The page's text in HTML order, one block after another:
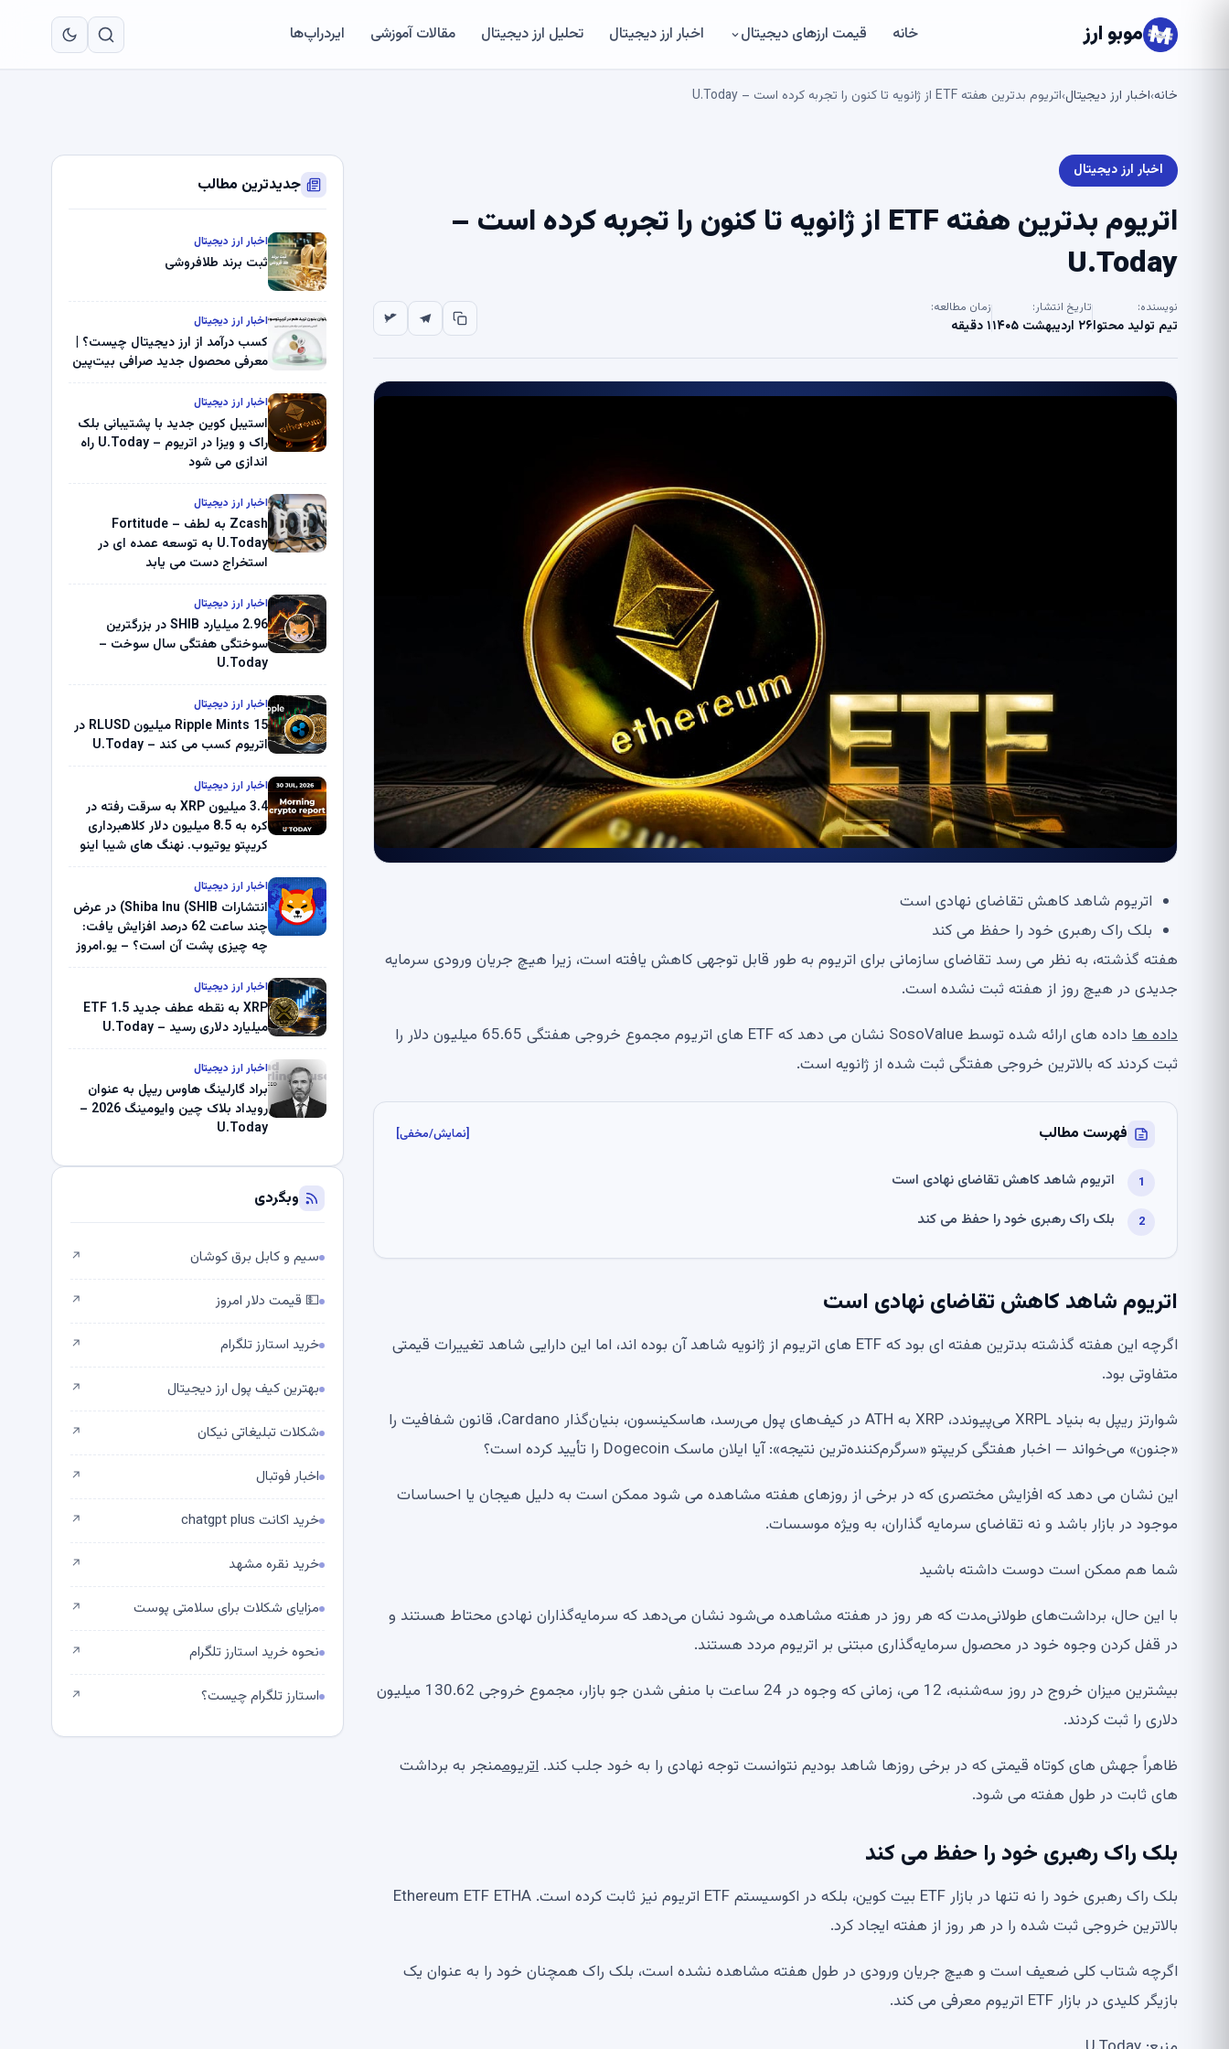
موبو ارز خانه قیمت ارزهای دیجیتال اخبار ارز دیجیتال تحلیل ارز دیجیتال مقالات آموزشی ایردراپ‌ها
خانه›اخبار ارز دیجیتال›اتریوم بدترین هفته ETF از ژانویه تا کنون را تجربه کرده است – U.Today
اخبار ارز دیجیتال
اتریوم بدترین هفته ETF از ژانویه تا کنون را تجربه کرده است –
U.Today
نویسنده:
تیم تولید محتوا
تاریخ انتشار:
۲۶ اردیبهشت ۱۴۰۵
زمان مطالعه:
۱ دقیقه
اتریوم شاهد کاهش تقاضای نهادی است
بلک راک رهبری خود را حفظ می کند
هفته گذشته، به نظر می رسد تقاضای سازمانی برای اتریوم به طور قابل توجهی کاهش یافته است، زیرا هیچ جریان ورودی سرمایه
جدیدی در هیچ روز از هفته ثبت نشده است.
داده ها
داده های ارائه شده توسط SosoValue نشان می دهد که ETF های اتریوم مجموع خروجی هفتگی 65.65 میلیون دلار را
ثبت کردند که بالاترین خروجی هفتگی ثبت شده از ژانویه است.
فهرست مطالب [نمایش/مخفی]
اتریوم شاهد کاهش تقاضای نهادی است
بلک راک رهبری خود را حفظ می کند
اتریوم شاهد کاهش تقاضای نهادی است
اگرچه این هفته گذشته بدترین هفته ای بود که ETF های اتریوم از ژانویه شاهد آن بوده اند، اما این دارایی شاهد تغییرات قیمتی
متفاوتی بود.
شوارتز ریپل به بنیاد XRPL می‌پیوندد، XRP به ATH در کیف‌های پول می‌رسد، هاسکینسون، بنیان‌گذار Cardano، قانون شفافیت را
«جنون» می‌خواند — اخبار هفتگی کریپتو «سرگرم‌کننده‌ترین نتیجه»: آیا ایلان ماسک Dogecoin را تأیید کرده است؟
این نشان می دهد که افزایش مختصری که در برخی از روزهای هفته مشاهده می شود ممکن است به دلیل هیجان یا احساسات
موجود در بازار باشد و نه تقاضای سرمایه گذاران، به ویژه موسسات.
شما هم ممکن است دوست داشته باشید
با این حال، برداشت‌های طولانی‌مدت که هر روز در هفته مشاهده می‌شود نشان می‌دهد که سرمایه‌گذاران نهادی محتاط هستند و
در قفل کردن وجوه خود در محصول سرمایه‌گذاری مبتنی بر اتریوم مردد هستند.
بیشترین میزان خروج در روز سه‌شنبه، 12 می، زمانی که وجوه در 24 ساعت با منفی شدن جو بازار، مجموع خروجی 130.62 میلیون
دلاری را ثبت کردند.
ظاهراً جهش های کوتاه قیمتی که در برخی روزها شاهد بودیم نتوانست توجه نهادی را به خود جلب کند. اتریوممنجر به برداشت
های ثابت در طول هفته می شود.
بلک راک رهبری خود را حفظ می کند
بلک راک رهبری خود را نه تنها در بازار ETF بیت کوین، بلکه در اکوسیستم ETF اتریوم نیز ثابت کرده است. Ethereum ETF ETHA
بالاترین خروجی ثبت شده را در هر روز از هفته ایجاد کرد.
اگرچه شتاب کلی ضعیف است و هیچ جریان ورودی در طول هفته مشاهده نشده است، بلک راک همچنان خود را به عنوان یک
بازیگر کلیدی در بازار ETF اتریوم معرفی می کند.
جدیدترین مطالب
اخبار ارز دیجیتال
ثبت برند طلافروشی
اخبار ارز دیجیتال
کسب درآمد از ارز دیجیتال چیست؟ |
معرفی محصول جدید صرافی بیت‌پین
اخبار ارز دیجیتال
استیبل کوین جدید با پشتیبانی بلک
راک و ویزا در اتریوم – U.Today راه
اندازی می شود
اخبار ارز دیجیتال
Zcash به لطف Fortitude –
U.Today به توسعه عمده ای در
استخراج دست می یابد
اخبار ارز دیجیتال
2.96 میلیارد SHIB در بزرگترین
سوختگی هفتگی سال سوخت –
U.Today
اخبار ارز دیجیتال
Ripple Mints 15 میلیون RLUSD در
اتریوم کسب می کند – U.Today
اخبار ارز دیجیتال
3.4 میلیون XRP به سرقت رفته در
کره به 8.5 میلیون دلار کلاهبرداری
کریپتو یوتیوب. نهنگ های شیبا اینو
میلیون دلار U-Turn در بیت کوین را
ثبت کرد – گزارش کریپتو صبح –
U.Today
اخبار ارز دیجیتال
انتشارات Shiba Inu (SHIB) در عرض
چند ساعت 62 درصد افزایش یافت:
چه چیزی پشت آن است؟ – یو.امروز
اخبار ارز دیجیتال
XRP به نقطه عطف جدید ETF 1.5
میلیارد دلاری رسید – U.Today
اخبار ارز دیجیتال
براد گارلینگ هاوس ریپل به عنوان
رویداد بلاک چین وایومینگ 2026 –
U.Today
وبگردی
سیم و کابل برق کوشان ↗
💵 قیمت دلار امروز ↗
خرید استارز تلگرام ↗
بهترین کیف پول ارز دیجیتال ↗
شکلات تبلیغاتی نیکان ↗
اخبار فوتبال ↗
خرید اکانت chatgpt plus ↗
خرید نقره مشهد ↗
مزایای شکلات برای سلامتی پوست ↗
نحوه خرید استارز تلگرام ↗
استارز تلگرام چیست؟ ↗